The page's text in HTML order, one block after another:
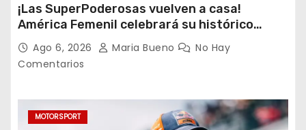
¡Las SuperPoderosas vuelven a casa!
América Femenil celebrará su histórico
triplete con una auténtica fiesta ante Cruz
Azul
Ago 6, 2026 Maria Bueno
No Hay
Comentarios
MOTORSPORT